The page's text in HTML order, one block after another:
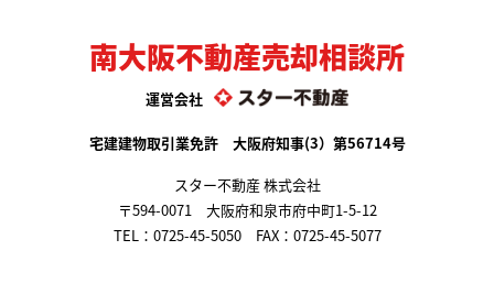
南大阪不動産売却相談所
運営会社
宅建建物取引業免許 大阪府知事(3）第56714号
スター不動産 株式会社
〒594-0071 大阪府和泉市府中町1-5-12
TEL： 0725-45-5050 FAX：0725-45-5077